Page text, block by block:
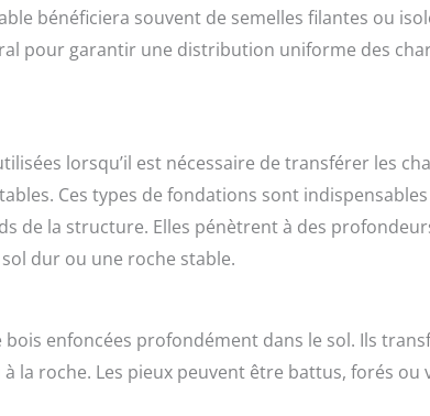
bénéficiera souvent de semelles filantes ou
pour garantir une distribution uniforme des
lorsqu’il est nécessaire de transférer les
Ces types de fondations sont
de la structure. Elles pénètrent à des
dur ou une roche stable.
enfoncées profondément dans le sol. Ils
la roche. Les pieux peuvent être battus, forés ou